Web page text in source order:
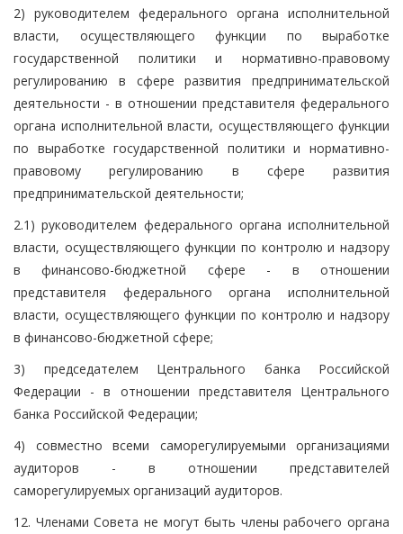
2) руководителем федерального органа исполнительной
власти, осуществляющего функции по выработке
государственной политики и нормативно-правовому
регулированию в сфере развития предпринимательской
деятельности - в отношении представителя федерального
органа исполнительной власти, осуществляющего функции
по выработке государственной политики и нормативно-
правовому регулированию в сфере развития
предпринимательской деятельности;
2.1) руководителем федерального органа исполнительной
власти, осуществляющего функции по контролю и надзору
в финансово-бюджетной сфере - в отношении
представителя федерального органа исполнительной
власти, осуществляющего функции по контролю и надзору
в финансово-бюджетной сфере;
3) председателем Центрального банка Российской
Федерации - в отношении представителя Центрального
банка Российской Федерации;
4) совместно всеми саморегулируемыми организациями
аудиторов - в отношении представителей
саморегулируемых организаций аудиторов.
12. Членами Совета не могут быть члены рабочего органа